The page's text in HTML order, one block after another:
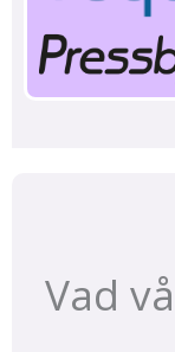
Vad